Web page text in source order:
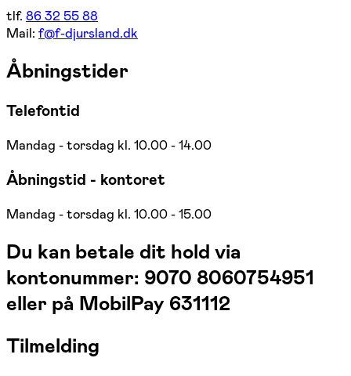
tlf. 86 32 55 88
Mail: f@f-djursland.dk
Åbningstider
Telefontid
Mandag - torsdag kl. 10.00 - 14.00
Åbningstid - kontoret
Mandag - torsdag kl. 10.00 - 15.00
Du kan betale dit hold via
kontonummer: 9070 8060754951
eller på MobilPay 631112
Tilmelding